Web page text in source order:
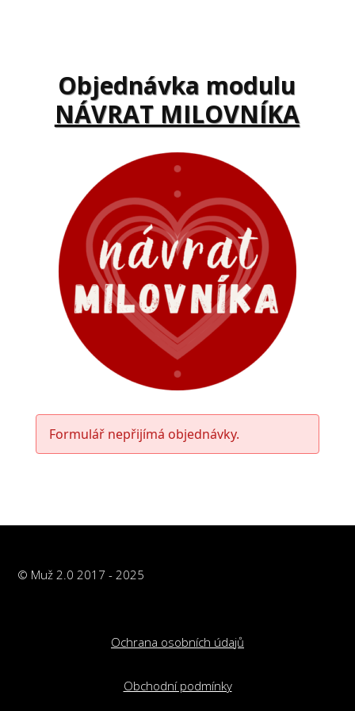
Objednávka modulu
NÁVRAT MILOVNÍKA
Formulář nepřijímá objednávky.
© Muž 2.0 2017 - 2025
Ochrana osobních údajů
Obchodní podmínky